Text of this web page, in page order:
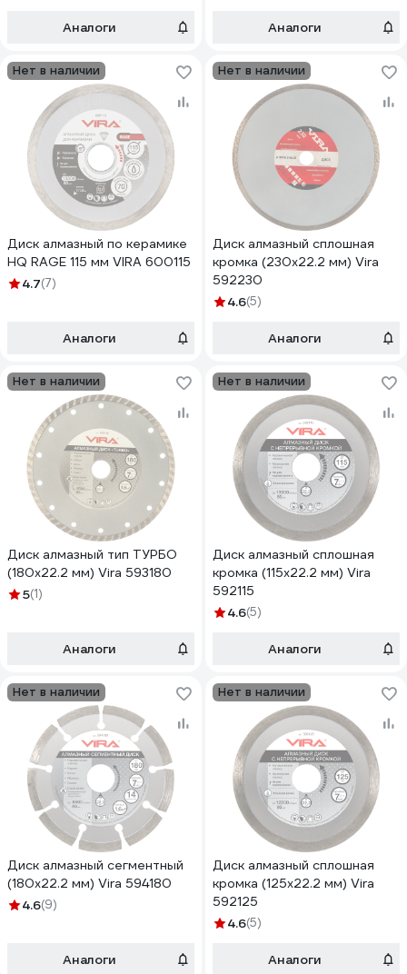
Аналоги Аналоги
Нет в наличии
Диск алмазный по керамике
HQ RAGE 115 мм VIRA 600115
4.7(7)
Аналоги
Нет в наличии
Диск алмазный сплошная
кромка (230х22.2 мм) Vira
592230
4.6(5)
Аналоги
Нет в наличии
Диск алмазный тип ТУРБО
(180х22.2 мм) Vira 593180
5(1)
Аналоги
Нет в наличии
Диск алмазный сплошная
кромка (115х22.2 мм) Vira
592115
4.6(5)
Аналоги
Нет в наличии
Диск алмазный сегментный
(180х22.2 мм) Vira 594180
4.6(9)
Аналоги
Нет в наличии
Диск алмазный сплошная
кромка (125х22.2 мм) Vira
592125
4.6(5)
Аналоги